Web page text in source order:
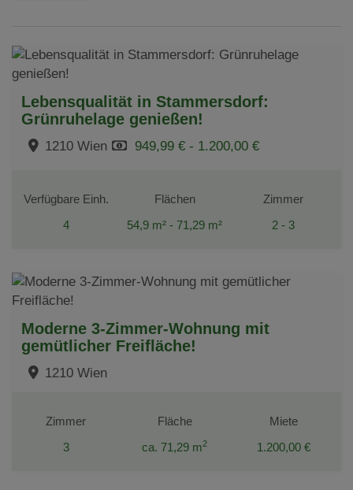
Lebensqualität in Stammersdorf:
Grünruhelage genießen!
1210 Wien 949,99 € - 1.200,00 €
Verfügbare Einh.
4
Flächen
54,9 m² - 71,29 m²
Zimmer
2 - 3
Moderne 3-Zimmer-Wohnung mit
gemütlicher Freifläche!
1210 Wien
Zimmer
3
Fläche
ca. 71,29 m2
Miete
1.200,00 €